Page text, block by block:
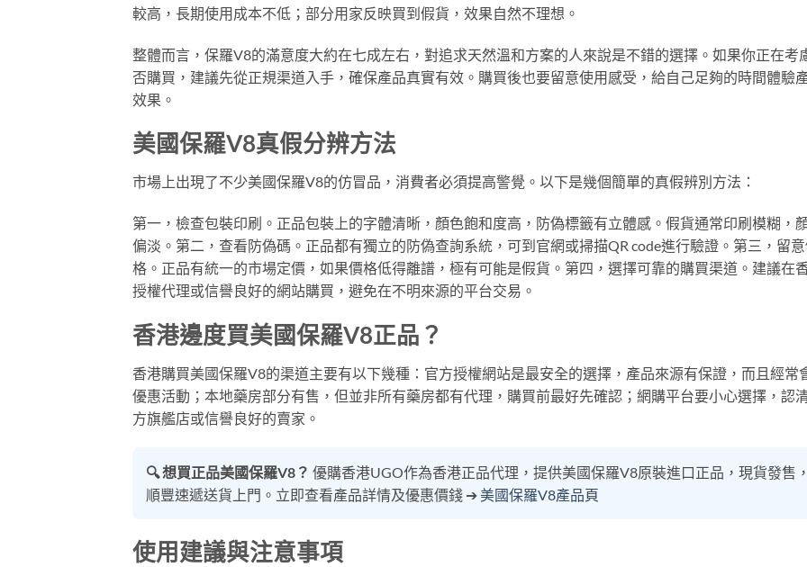
較高，長期使用成本不低；部分用家反映買到假貨，效果自然不理想。
整體而言，保羅V8的滿意度大約在七成左右，對追求天然溫和方案的人來說是不錯的選擇。如果你正在考
否購買，建議先從正規渠道入手，確保產品真實有效。購買後也要留意使用感受，給自己足夠的時間體驗
效果。
美國保羅V8真假分辨方法
市場上出現了不少美國保羅V8的仿冒品，消費者必須提高警覺。以下是幾個簡單的真假辨別方法：
第一，檢查包裝印刷。正品包裝上的字體清晰，顏色飽和度高，防偽標籤有立體感。假貨通常印刷模糊，
偏淡。第二，查看防偽碼。正品都有獨立的防偽查詢系統，可到官網或掃描QR code進行驗證。第三，留
格。正品有統一的市場定價，如果價格低得離譜，極有可能是假貨。第四，選擇可靠的購買渠道。建議在
授權代理或信譽良好的網站購買，避免在不明來源的平台交易。
香港邊度買美國保羅V8正品？
香港購買美國保羅V8的渠道主要有以下幾種：官方授權網站是最安全的選擇，產品來源有保證，而且經常
優惠活動；本地藥房部分有售，但並非所有藥房都有代理，購買前最好先確認；網購平台要小心選擇，認
方旗艦店或信譽良好的賣家。
🔍 想買正品美國保羅V8？ 優購香港UGO作為香港正品代理，提供美國保羅V8原裝進口正品，現貨發售，
順豐速遞送貨上門。立即查看產品詳情及優惠價錢 ➔ 美國保羅V8產品頁
使用建議與注意事項